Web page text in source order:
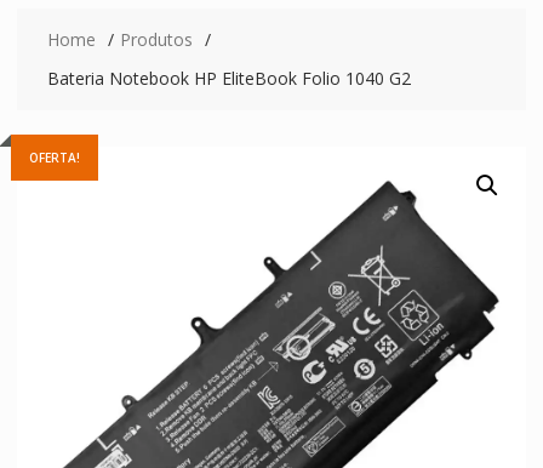
Home
Produtos
Bateria Notebook HP EliteBook Folio 1040 G2
OFERTA!